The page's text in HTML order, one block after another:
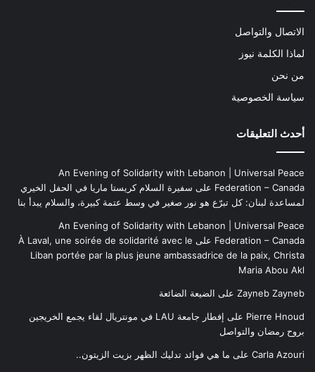
الاتصال والتواصل
لماذا الكلمة نيوز
من نحن
سياسة الخصوصية
أحدث التعليقات
An Evening of Solidarity with Lebanon | Universal Peace
Federation – Canada على سفيرة السلام كريستا ماريا في الحفل الخيري
لمساعدة لبنان: كل تبرّع هو نور صغير في وسط عتمة كبيرة، والسلام يبدأ بنا
An Evening of Solidarity with Lebanon | Universal Peace
Federation – Canada على À Laval, une soirée de solidarité avec le
Liban portée par la plus jeune ambassadrice de la paix, Christa
Maria Abou Akl
Zayneb Zayneb على الضيعة الضائعة
Pierre Hnoud على
إفطار جامعة LAU في مونتريال لقاء يجمع الخريجين
بروح رمضان والتواصل
Carla Azouri على ما هي فوائد تدليك الظهر بزيت الزيتون..